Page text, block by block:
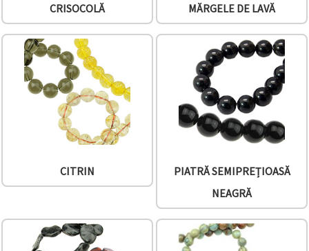
CRISOCOLĂ MĂRGELE DE LAVĂ
CITRIN
PIATRĂ SEMIPREȚIOASĂ
NEAGRĂ